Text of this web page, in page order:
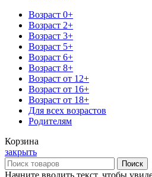
Возраст 0+
Возраст 2+
Возраст 3+
Возраст 5+
Возраст 6+
Возраст 8+
Возраст от 12+
Возраст от 16+
Возраст от 18+
Для всех возрастов
Родителям
Корзина
закрыть
Поиск
Начните вводить текст, чтобы